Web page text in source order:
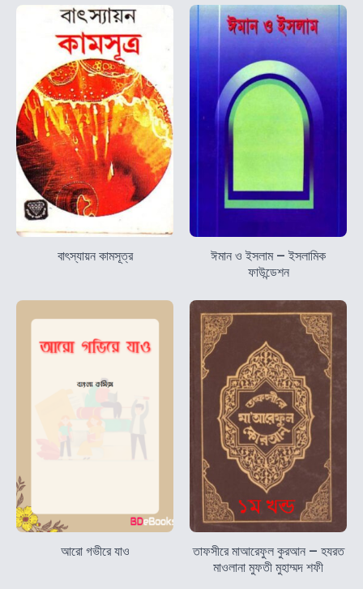
বাৎস্যায়ন কামসূত্র
ঈমান ও ইসলাম – ইসলামিক
ফাউন্ডেশন
আরো গভীরে যাও
তাফসীরে মাআরেফুল কুরআন – হযরত
মাওলানা মুফতী মুহাম্মদ শফী